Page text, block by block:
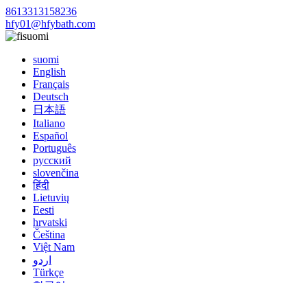
8613313158236
hfy01@hfybath.com
suomi
suomi
English
Français
Deutsch
日本語
Italiano
Español
Português
русский
slovenčina
हिंदी
Lietuvių
Eesti
hrvatski
Čeština
Việt Nam
اردو
Türkçe